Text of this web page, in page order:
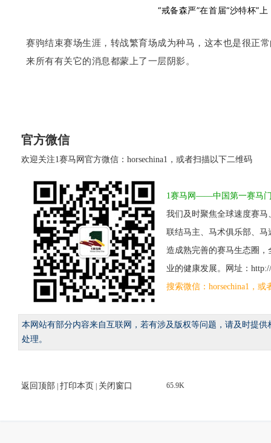
“戒备森严”在首届“沙特杯”
赛驹结束赛场生涯，转战繁育场成为种马，这本也是很正
来所有有关它的消息都蒙上了一层阴影。
官方微信
欢迎关注1赛马网官方微信：horsechina1，或者扫描以下二维码
1赛马网——中国第一赛马
我们及时聚焦全球速度赛
联结马主、马术俱乐部、
造成熟完善的赛马生态圈
业的健康发展。网址：http://
搜索微信：horsechina1，
本网站有部分内容来自互联网，若有涉及版权等问题，请及时提
处理。
返回顶部 打印本页 关闭窗口 65.9K